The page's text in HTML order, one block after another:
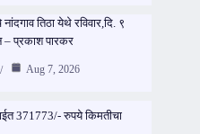
तिठा येथे रविवार,दि. ९
प्रकाश पारकर
Aug 7, 2026
371773/- रुपये किमतीचा